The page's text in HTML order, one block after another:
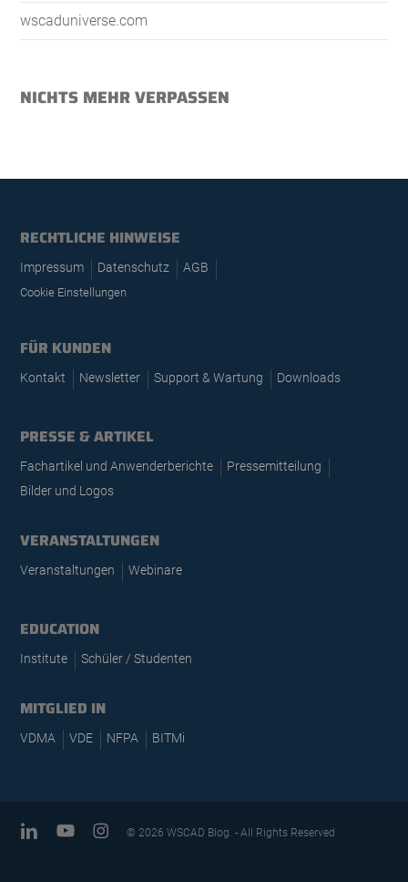
wscaduniverse.com
NICHTS MEHR VERPASSEN
RECHTLICHE HINWEISE
Impressum Datenschutz AGB
Cookie Einstellungen
FÜR KUNDEN
Kontakt Newsletter Support & Wartung Downloads
PRESSE & ARTIKEL
Fachartikel und Anwenderberichte
Pressemitteilung
Bilder und Logos
VERANSTALTUNGEN
Veranstaltungen Webinare
EDUCATION
Institute Schüler / Studenten
MITGLIED IN
VDMA VDE NFPA BITMi
© 2026 WSCAD Blog. - All Rights Reserved
linkedinyoutubeinstagram